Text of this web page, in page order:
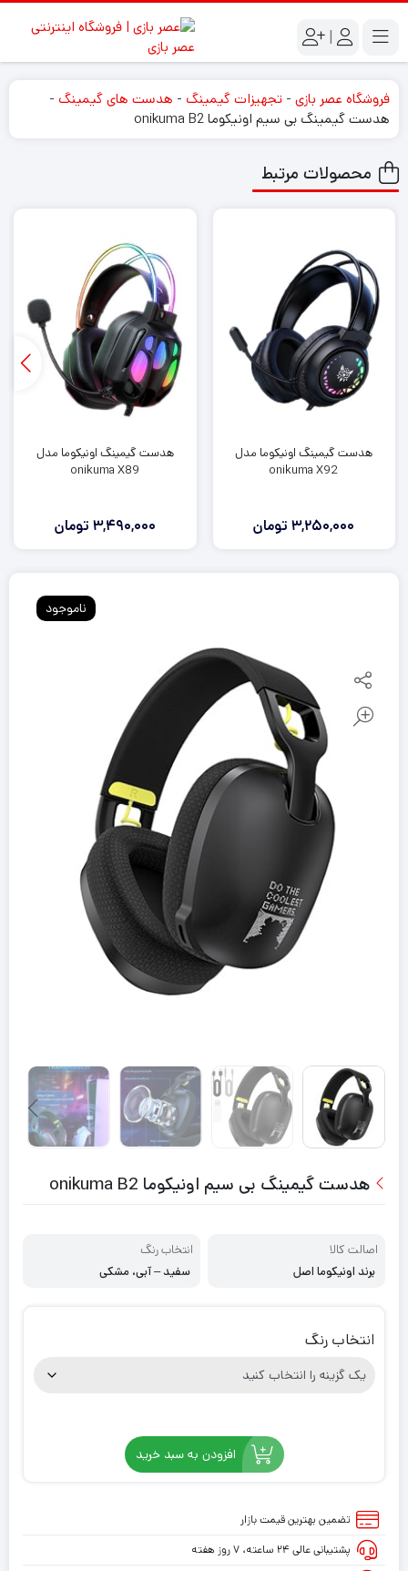
|
فروشگاه عصر بازی - تجهیزات گیمینگ - هدست های گیمینگ -
هدست گیمینگ بی سیم اونیکوما onikuma B2
محصولات مرتبط
هدست گيمينگ اونيکوما مدل
onikuma X92
3,250,000 تومان
هدست گيمينگ اونيکوما مدل
onikuma X89
3,490,000 تومان
ناموجود
هدست گیمینگ بی سیم اونیکوما onikuma B2
اصالت کالا
برند اونیکوما اصل
انتخاب رنگ
سفید – آبی، مشکی
انتخاب رنگ
افزودن به سبد خرید
تضمین بهترین قیمت بازار
پشتیبانی عالی ۲۴ ساعته، ۷ روز هفته